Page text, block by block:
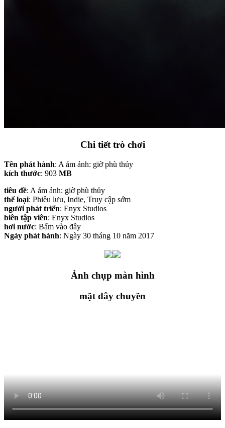
Chi tiết trò chơi
Tên phát hành: A ám ảnh: giờ phù thủy
kích thước: 903 MB
tiêu đề: A ám ảnh: giờ phù thủy
thể loại: Phiêu lưu, Indie, Truy cập sớm
người phát triển: Enyx Studios
biên tập viên: Enyx Studios
hơi nước: Bấm vào đây
Ngày phát hành: Ngày 30 tháng 10 năm 2017
Ảnh chụp màn hình
mặt dây chuyền